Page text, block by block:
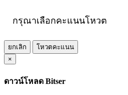
กรุณาเลือกคะแนนโหวต
ยกเลิก
โหวตคะแนน
×
ดาวน์โหลด Bitser